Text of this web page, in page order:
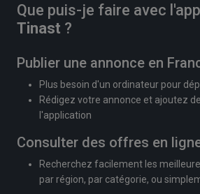
Que puis-je faire avec
Tinast ?
Publier une annonce en
Plus besoin d'un ordinateur pour
Rédigez votre annonce et ajoutez
l'application
Consulter des offres en
Recherchez facilement les
par région, par catégorie, ou